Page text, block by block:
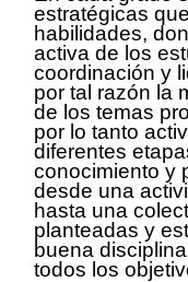
estratégicas
habilidades,
activa de los
coordinación y
por tal razón la
de los temas
por lo tanto
diferentes
conocimiento y
desde una
hasta una
planteadas y
buena
todos los